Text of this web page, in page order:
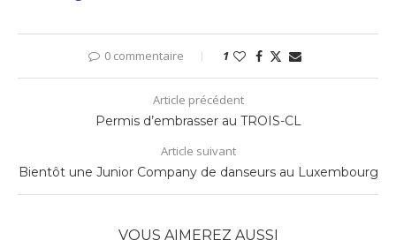
0 commentaire 1
Article précédent
Permis d’embrasser au TROIS-CL
Article suivant
Bientôt une Junior Company de danseurs au Luxembourg
VOUS AIMEREZ AUSSI